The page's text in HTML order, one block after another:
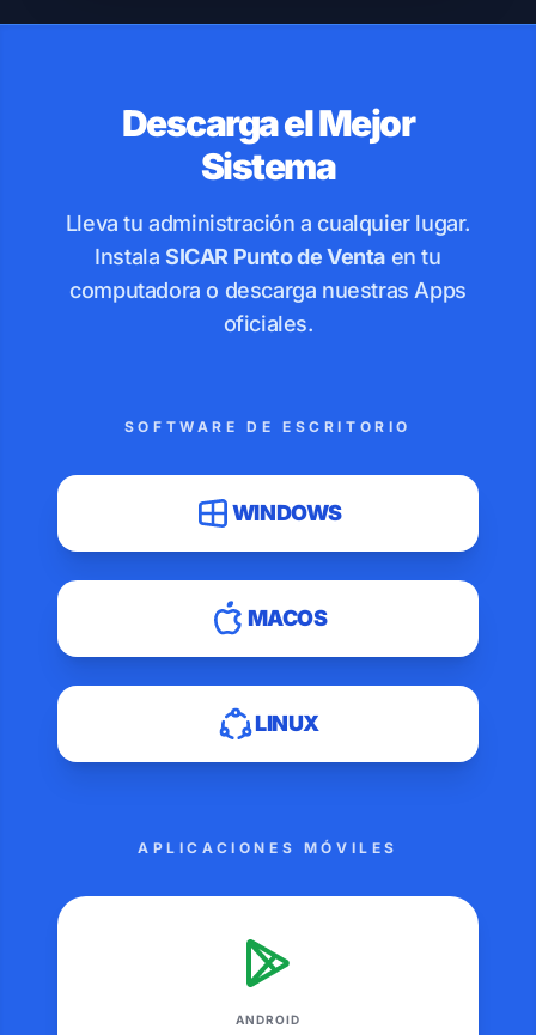
Descarga el Mejor
Sistema
Lleva tu administración a cualquier lugar.
InstalaSICAR Punto de Venta en tu
computadora o descarga nuestras Apps
oficiales.
SOFTWARE DE ESCRITORIO
WINDOWS
MACOS
LINUX
APLICACIONES MÓVILES
ANDROID